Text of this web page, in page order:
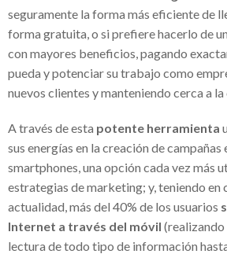
¿Necesitas una VPN para trabajar desde
casa? Mira cuál elegir
Fundación Sonigas apoya a los más
necesitados en medio de la pandemia
Alba Elvira Lorenzana y su hambre de ser
El uso de VPN en tiempos de pandemia
Simulador de pensiones- Todo lo que
tienes que saber
Sap para pymes: La solución para
seguramente la forma más eficiente de
forma gratuita, o si prefiere hacerlo de
con mayores beneficios, pagando
pueda y potenciar su trabajo como
nuevos clientes y manteniendo cerca a
A través de esta potente herramienta
sus energías en la creación de
smartphones, una opción cada vez más
estrategias de marketing; y, teniendo en
actualidad, más del 40% de los usuarios
Internet a través del móvil (realizando
lectura de todo tipo de información